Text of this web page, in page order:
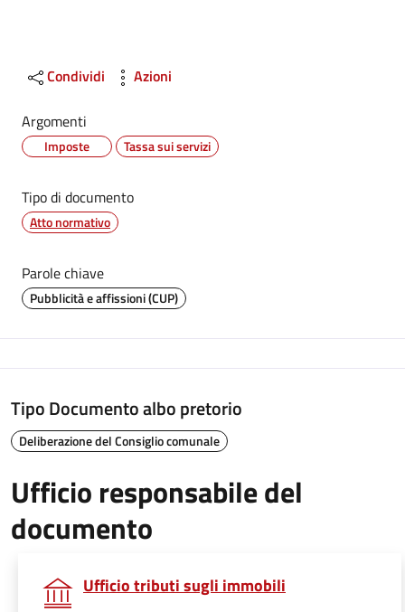
Condividi Azioni
Argomenti
Imposte Tassa sui servizi
Tipo di documento
Atto normativo
Parole chiave
Pubblicità e affissioni (CUP)
Tipo Documento albo pretorio
Deliberazione del Consiglio comunale
Ufficio responsabile del
documento
Ufficio tributi sugli immobili